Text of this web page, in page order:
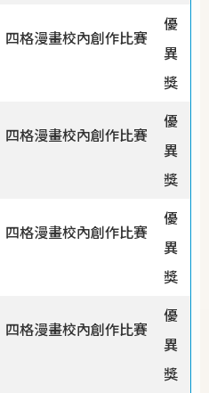
格漫畫校內創作比賽
優
異
獎
格漫畫校內創作比賽
優
異
獎
格漫畫校內創作比賽
優
異
獎
格漫畫校內創作比賽
優
異
獎